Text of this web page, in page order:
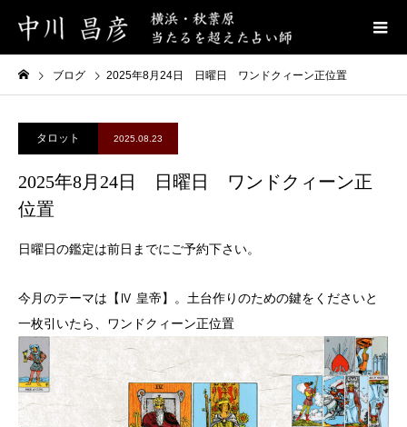
ブログ 2025年8月24日 日曜日 ワンドクィーン正位置
タロット 2025.08.23
2025年8月24日 日曜日 ワンドクィーン正
位置
日曜日の鑑定は前日までにご予約下さい。
今月のテーマは【Ⅳ 皇帝】。土台作りのための鍵をくださいと
一枚引いたら、ワンドクィーン正位置